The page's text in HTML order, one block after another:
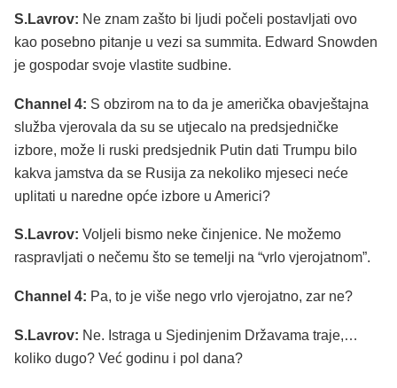
S.Lavrov: Ne znam zašto bi ljudi počeli postavljati ovo
kao posebno pitanje u vezi sa summita. Edward Snowden
je gospodar svoje vlastite sudbine.
Channel 4: S obzirom na to da je američka obavještajna
služba vjerovala da su se utjecalo na predsjedničke
izbore, može li ruski predsjednik Putin dati Trumpu bilo
kakva jamstva da se Rusija za nekoliko mjeseci neće
uplitati u naredne opće izbore u Americi?
S.Lavrov: Voljeli bismo neke činjenice. Ne možemo
raspravljati o nečemu što se temelji na “vrlo vjerojatnom”.
Channel 4: Pa, to je više nego vrlo vjerojatno, zar ne?
S.Lavrov: Ne. Istraga u Sjedinjenim Državama traje,…
koliko dugo? Već godinu i pol dana?